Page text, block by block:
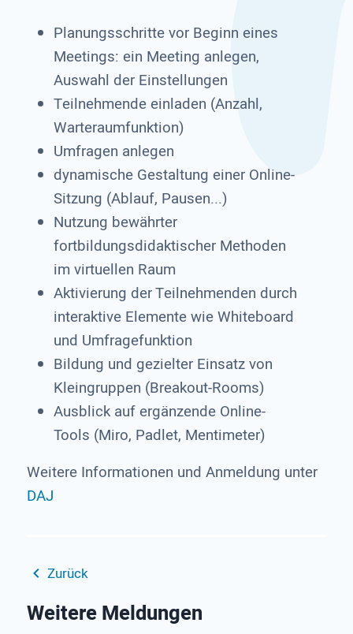
Planungsschritte vor Beginn eines
Meetings: ein Meeting anlegen,
Auswahl der Einstellungen
Teilnehmende einladen (Anzahl,
Warteraumfunktion)
Umfragen anlegen
dynamische Gestaltung einer Online-
Sitzung (Ablauf, Pausen...)
Nutzung bewährter
fortbildungsdidaktischer Methoden
im virtuellen Raum
Aktivierung der Teilnehmenden durch
interaktive Elemente wie Whiteboard
und Umfragefunktion
Bildung und gezielter Einsatz von
Kleingruppen (Breakout-Rooms)
Ausblick auf ergänzende Online-
Tools (Miro, Padlet, Mentimeter)
Weitere Informationen und Anmeldung unter
DAJ
Zurück
Weitere Meldungen